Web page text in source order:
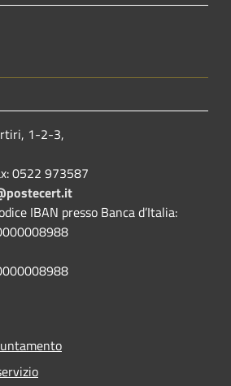
1-2-3,
0522 973587
IBAN presso Banca d’Italia: